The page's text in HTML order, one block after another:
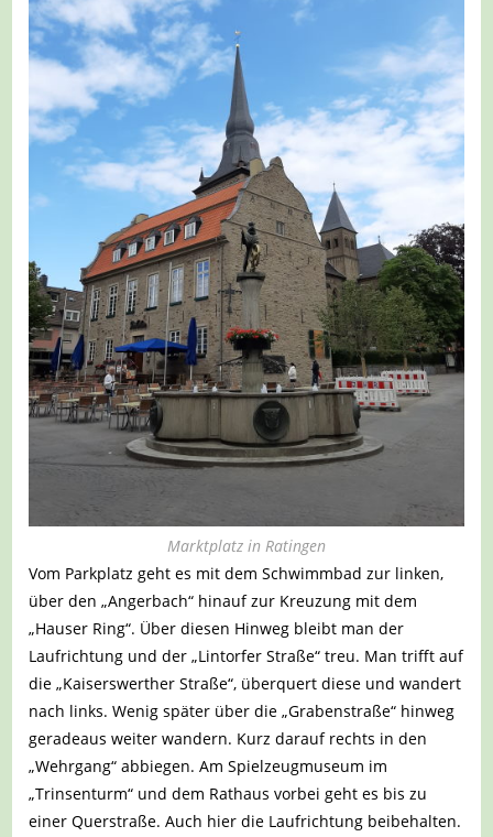
Marktplatz in Ratingen
Vom Parkplatz geht es mit dem Schwimmbad zur linken,
über den „Angerbach“ hinauf zur Kreuzung mit dem
„Hauser Ring“. Über diesen Hinweg bleibt man der
Laufrichtung und der „Lintorfer Straße“ treu. Man trifft auf
die „Kaiserswerther Straße“, überquert diese und wandert
nach links. Wenig später über die „Grabenstraße“ hinweg
geradeaus weiter wandern. Kurz darauf rechts in den
„Wehrgang“ abbiegen. Am Spielzeugmuseum im
„Trinsenturm“ und dem Rathaus vorbei geht es bis zu
einer Querstraße. Auch hier die Laufrichtung beibehalten.